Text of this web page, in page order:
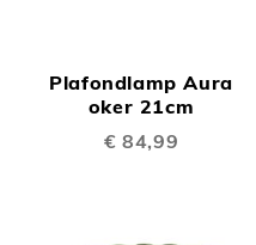
Plafondlamp Aura
oker 21cm
€ 84,99